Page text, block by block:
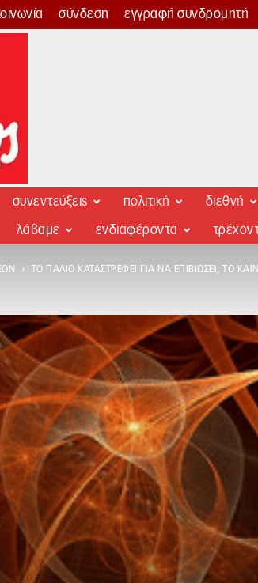
σύνδεση εγγραφή συνδρομητή
συνεντεύξεις πολιτική διεθνή
λάβαμε ενδιαφέροντα
ΤΟ ΠΑΛΙΌ ΚΑΤΑΣΤΡΈΦΕΙ ΓΙΑ ΝΑ ΕΠΙΒΙΏΣΕΙ, ΤΟ